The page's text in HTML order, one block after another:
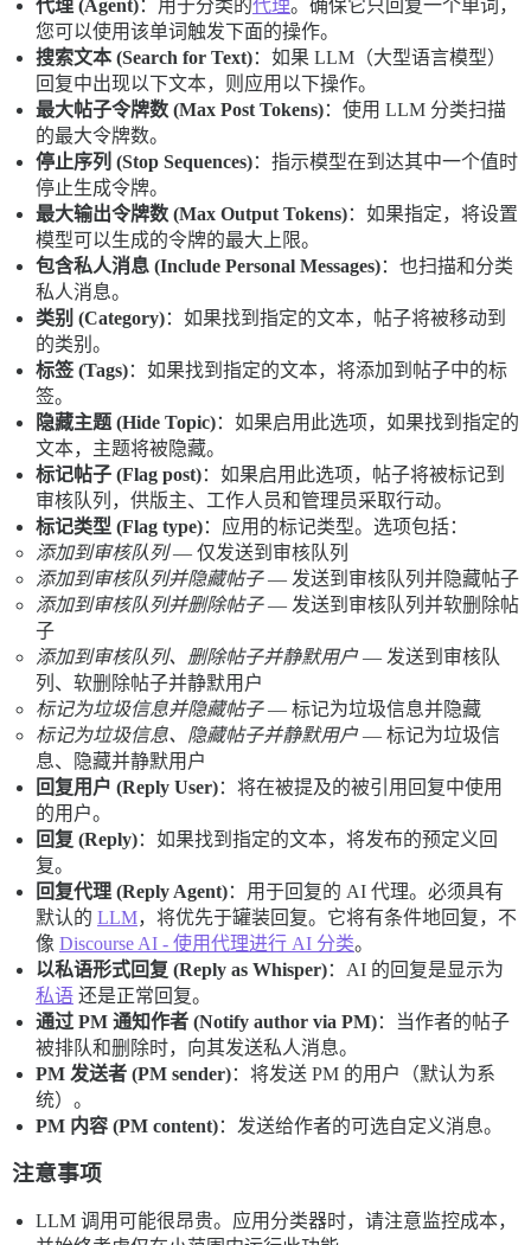
代理 (Agent)：用于分类的代理。确保它只回复一个单词，
您可以使用该单词触发下面的操作。
搜索文本 (Search for Text)：如果 LLM（大型语言模型）
回复中出现以下文本，则应用以下操作。
最大帖子令牌数 (Max Post Tokens)：使用 LLM 分类扫描
的最大令牌数。
停止序列 (Stop Sequences)：指示模型在到达其中一个值时
停止生成令牌。
最大输出令牌数 (Max Output Tokens)：如果指定，将设置
模型可以生成的令牌的最大上限。
包含私人消息 (Include Personal Messages)：也扫描和分类
私人消息。
类别 (Category)：如果找到指定的文本，帖子将被移动到
的类别。
标签 (Tags)：如果找到指定的文本，将添加到帖子中的标
签。
隐藏主题 (Hide Topic)：如果启用此选项，如果找到指定的
文本，主题将被隐藏。
标记帖子 (Flag post)：如果启用此选项，帖子将被标记到
审核队列，供版主、工作人员和管理员采取行动。
标记类型 (Flag type)：应用的标记类型。选项包括：
添加到审核队列— 仅发送到审核队列
添加到审核队列并隐藏帖子— 发送到审核队列并隐藏帖子
添加到审核队列并删除帖子— 发送到审核队列并软删除帖
子
添加到审核队列、删除帖子并静默用户— 发送到审核队
列、软删除帖子并静默用户
标记为垃圾信息并隐藏帖子— 标记为垃圾信息并隐藏
标记为垃圾信息、隐藏帖子并静默用户— 标记为垃圾信
息、隐藏并静默用户
回复用户 (Reply User)：将在被提及的被引用回复中使用
的用户。
回复 (Reply)：如果找到指定的文本，将发布的预定义回
复。
回复代理 (Reply Agent)：用于回复的 AI 代理。必须具有
默认的 LLM，将优先于罐装回复。它将有条件地回复，不
像 Discourse AI - 使用代理进行 AI 分类。
以私语形式回复 (Reply as Whisper)：AI 的回复是显示为
私语 还是正常回复。
通过 PM 通知作者 (Notify author via PM)：当作者的帖子
被排队和删除时，向其发送私人消息。
PM 发送者 (PM sender)：将发送 PM 的用户（默认为系
统）。
PM 内容 (PM content)：发送给作者的可选自定义消息。
注意事项
LLM 调用可能很昂贵。应用分类器时，请注意监控成本，